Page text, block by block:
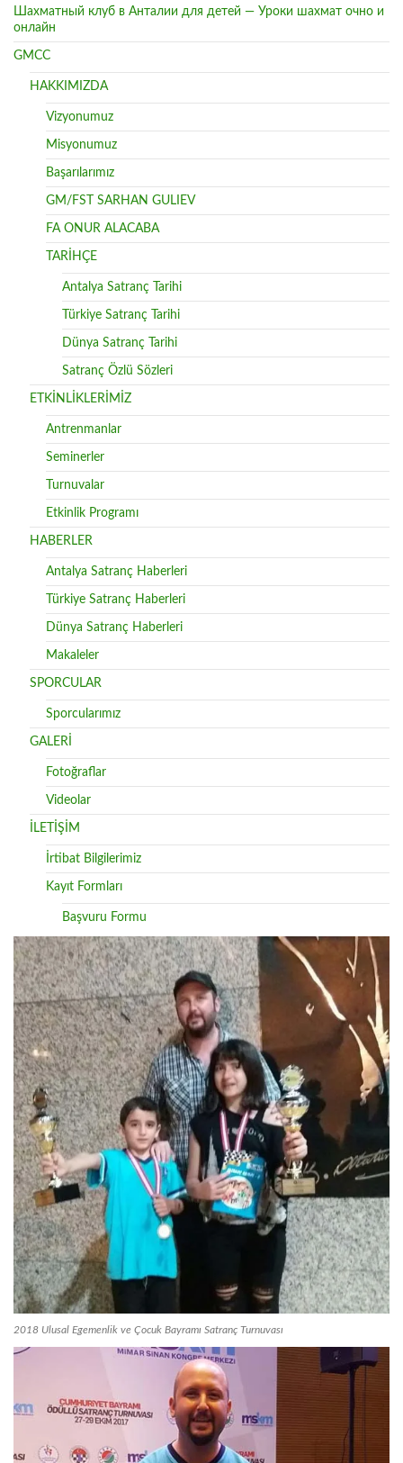
Шахматный клуб в Анталии для детей — Уроки шахмат очно и
онлайн
GMCC
HAKKIMIZDA
Vizyonumuz
Misyonumuz
Başarılarımız
GM/FST SARHAN GULIEV
FA ONUR ALACABA
TARİHÇE
Antalya Satranç Tarihi
Türkiye Satranç Tarihi
Dünya Satranç Tarihi
Satranç Özlü Sözleri
ETKİNLİKLERİMİZ
Antrenmanlar
Seminerler
Turnuvalar
Etkinlik Programı
HABERLER
Antalya Satranç Haberleri
Türkiye Satranç Haberleri
Dünya Satranç Haberleri
Makaleler
SPORCULAR
Sporcularımız
GALERİ
Fotoğraflar
Videolar
İLETİŞİM
İrtibat Bilgilerimiz
Kayıt Formları
Başvuru Formu
2018 Ulusal Egemenlik ve Çocuk Bayramı Satranç Turnuvası